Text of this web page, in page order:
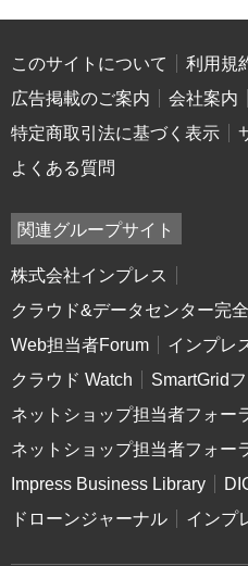
このサイトについて 利用規
広告掲載のご案内
会社案内
特定商取引法に基づく表示
よくある質問
関連グループサイト
株式会社インプレス
クラウド&データセンター完
Web担当者Forum
インプレ
クラウド Watch
SmartGrid
ネットショップ担当者フォー
ネットショップ担当者フォー
Impress Business Library
ドローンジャーナル
インプ